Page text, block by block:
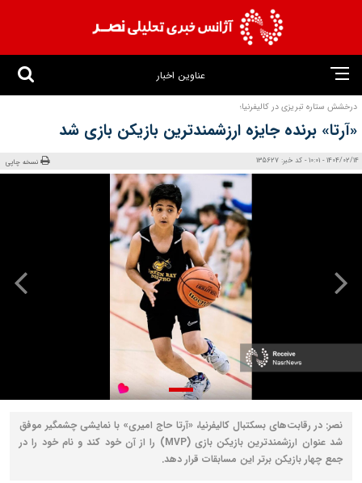
عناوین اخبار
درخشش ستاره تبریزی در کالیفرنیا؛
«آرتا» برنده جایزه ارزشمندترین بازیکن بازی شد
1404/02/14 - 10:01 - کد خبر: 135627 نسخه چاپی
نصر: در رقابت‌های بسکتبال کالیفرنیا، «آرتا حاج‌ امیری» با نمایشی چشمگیر موفق
شد عنوان ارزشمندترین بازیکن بازی (MVP) را از آن خود کند و نام خود را در
جمع چهار بازیکن برتر این مسابقات قرار دهد.